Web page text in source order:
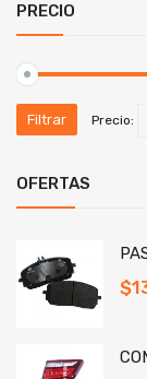
PRECIO
Filtrar Precio:
OFERTAS
$